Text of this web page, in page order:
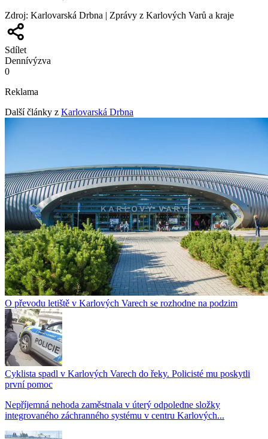
Zdroj: Karlovarská Drbna | Zprávy z Karlových Varů a kraje
Sdílet
Dennívýzva
0
Reklama
Další články z Karlovarská Drbna
O převodu letiště v Karlových Varech se rozhodne na podzim
Cyklista spadl v Karlových Varech do řeky. Policisté mu poskytli
první pomoc
Nepříjemná nehoda zaměstnala v úterý odpoledne složky
integrovaného záchranného systému v centru Karlových...